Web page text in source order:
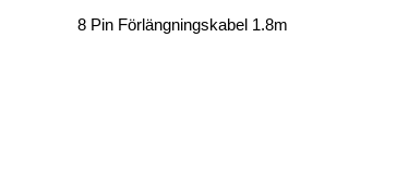
8 Pin Förlängningskabel 1.8m